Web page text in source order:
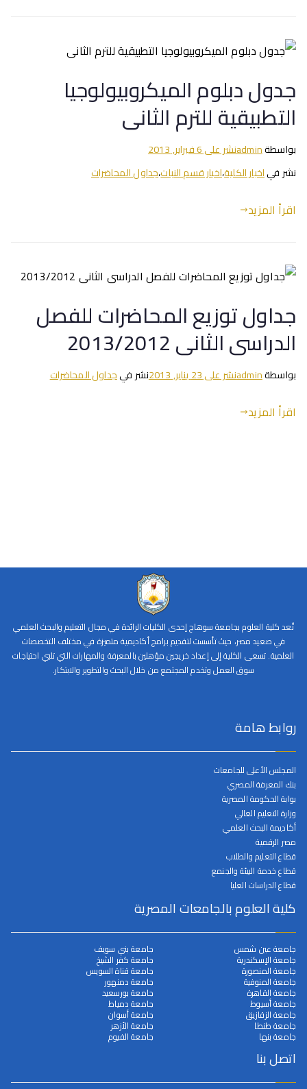
جدول دبلوم الميكروبيولوجيا
التطبيقية للترم الثانى
بواسطةadminنشر على6 فبراير, 2013
نشر فياخبار الكلية،اخبار قسم النبات،جداول المحاضرات
اقرأ المزيد
جداول توزيع المحاضرات للفصل
الدراسى الثانى 2013/2012
بواسطةadminنشر على23 يناير, 2013 نشر فيجداول المحاضرات
اقرأ المزيد
تُعد كلية العلوم بجامعة سوهاج إحدى الكليات الرائدة في مجال التعليم والبحث العلمي
في صعيد مصر، حيث تأسست لتقديم برامج أكاديمية متميزة في مختلف التخصصات
العلمية. تسعى الكلية إلى إعداد خريجين مؤهلين بالمعرفة والمهارات التي تلبي احتياجات
سوق العمل وتخدم المجتمع من خلال البحث والتطوير والابتكار.
روابط هامة
المجلس الأعلى للجامعات
بنك المعرفة المصري
بوابة الحكومة المصرية
وزارة التعليم العالي
أكاديمة البحث العلمي
مصر الرقمية
قطاع التعليم والطلاب
قطاع خدمة البيئة والجنمع
قطاع الدراسات العليا
كلية العلوم بالجامعات المصرية
جامعة عين شمس
جامعة الإسكندرية
جامعة المنصورة
جامعة المنوفية
جامعة القاهرة
جامعة أسيوط
جامعة الزقازيق
جامعة طنطا
جامعة بنها
جامعة بني سويف
جامعة كفر الشيخ
جامعة قناة السويس
جامعة دمنهور
جامعة بورسعيد
جامعة دمياط
جامعة أسوان
جامعة الأزهر
جامعة الفيوم
اتصل بنا